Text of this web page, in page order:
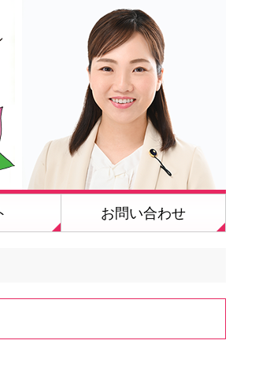
お問い合わせ